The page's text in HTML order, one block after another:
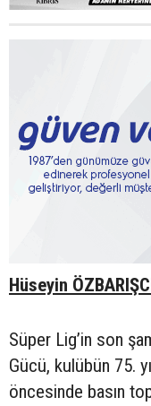
Hüseyin
Süper Lig’in son
Gücü, kulübün 75.
öncesinde basın